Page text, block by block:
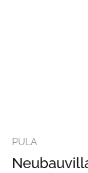
PULA